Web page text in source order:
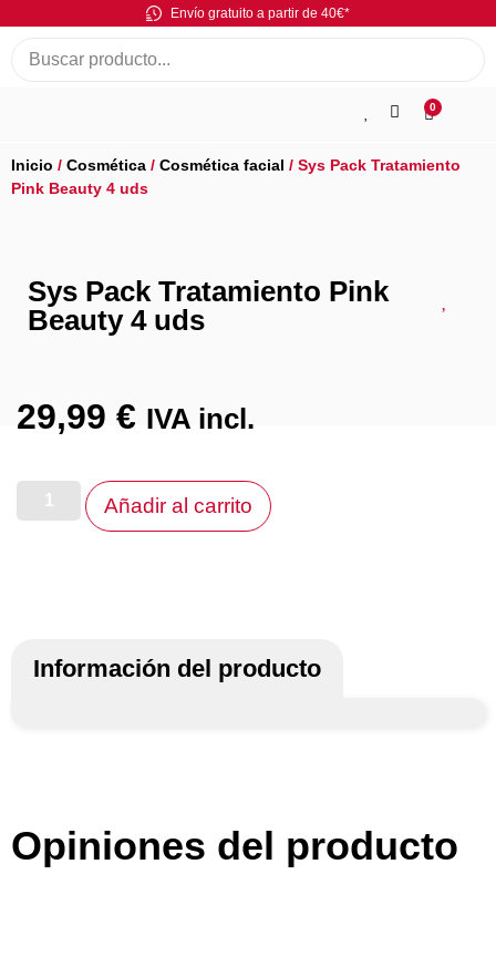
Envío gratuito a partir de 40€*
0
Inicio / Cosmética / Cosmética facial / Sys Pack Tratamiento
Pink Beauty 4 uds
Sys Pack Tratamiento Pink
Beauty 4 uds
29,99 € IVA incl.
Añadir al carrito
Información del producto
Opiniones del producto